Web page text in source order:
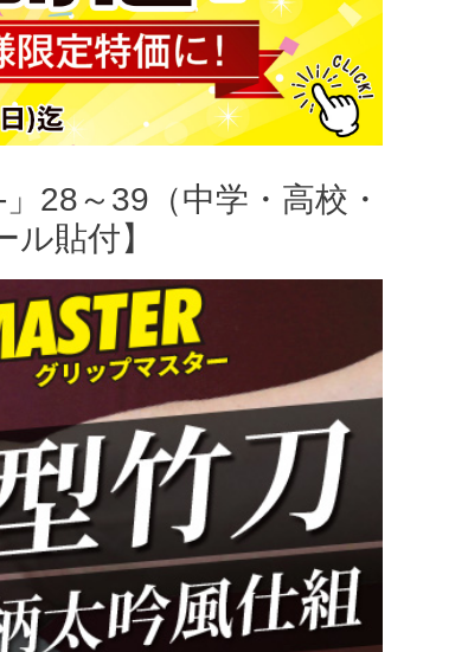
28～39（中学・高校・
貼付】